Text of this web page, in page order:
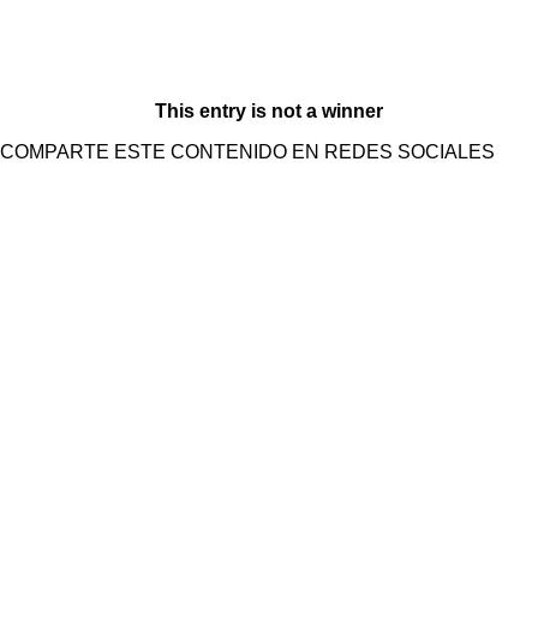
This entry is not a winner
COMPARTE ESTE CONTENIDO EN REDES SOCIALES